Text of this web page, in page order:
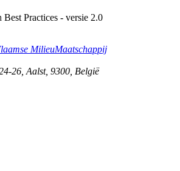
Practices - versie 2.0
MilieuMaatschappij
26 Aalst, 9300 België